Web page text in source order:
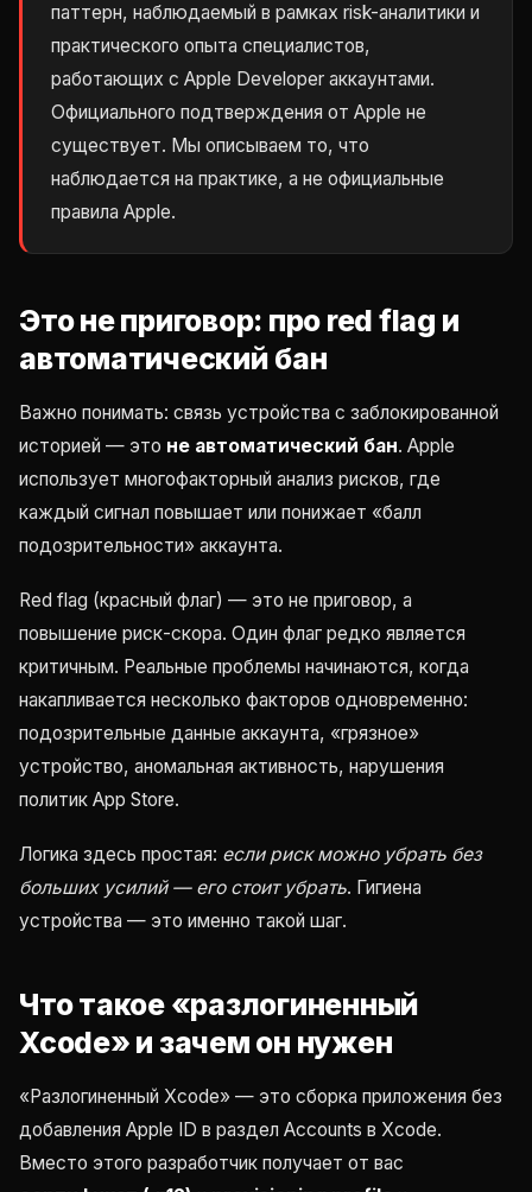
паттерн, наблюдаемый в рамках risk-аналитики и
практического опыта специалистов,
работающих с Apple Developer аккаунтами.
Официального подтверждения от Apple не
существует. Мы описываем то, что
наблюдается на практике, а не официальные
правила Apple.
Это не приговор: про red flag и
автоматический бан
Важно понимать: связь устройства с заблокированной
историей — это не автоматический бан. Apple
использует многофакторный анализ рисков, где
каждый сигнал повышает или понижает «балл
подозрительности» аккаунта.
Red flag (красный флаг) — это не приговор, а
повышение риск-скора. Один флаг редко является
критичным. Реальные проблемы начинаются, когда
накапливается несколько факторов одновременно:
подозрительные данные аккаунта, «грязное»
устройство, аномальная активность, нарушения
политик App Store.
Логика здесь простая: если риск можно убрать без
больших усилий — его стоит убрать. Гигиена
устройства — это именно такой шаг.
Что такое «разлогиненный
Xcode» и зачем он нужен
«Разлогиненный Xcode» — это сборка приложения без
добавления Apple ID в раздел Accounts в Xcode.
Вместо этого разработчик получает от вас